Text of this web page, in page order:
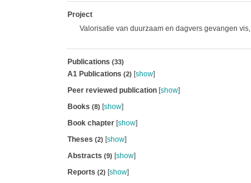
Project
Valorisatie van duurzaam en dagvers gevangen vis,
Publications (33)
A1 Publications (2) [show]
Peer reviewed publication[show]
Books (8) [show]
Book chapter[show]
Theses (2) [show]
Abstracts (9) [show]
Reports (2) [show]